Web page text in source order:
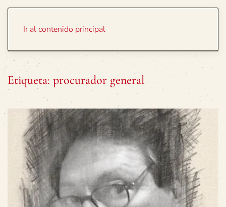
Ir al contenido principal
Etiqueta: procurador general